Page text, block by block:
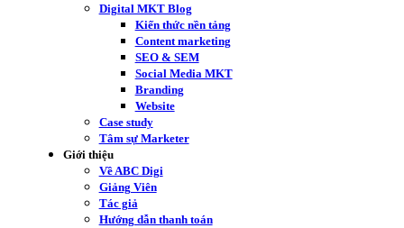
Digital MKT Blog
Kiến thức nền tảng
Content marketing
SEO & SEM
Social Media MKT
Branding
Website
Case study
Tâm sự Marketer
Giới thiệu
Về ABC Digi
Giảng Viên
Tác giả
Hướng dẫn thanh toán